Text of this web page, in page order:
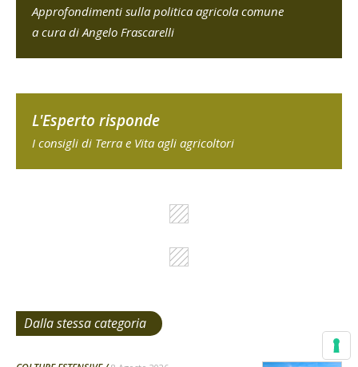
Approfondimenti sulla politica agricola comune
a cura di Angelo Frascarelli
L'Esperto risponde
I consigli di Terra e Vita agli agricoltori
Dalla stessa categoria